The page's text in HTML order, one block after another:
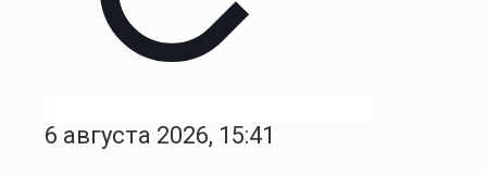
6 августа 2026, 15:41